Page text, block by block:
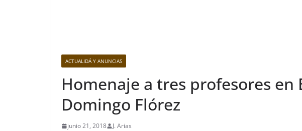
ACTUALIDÁ Y ANUNCIAS
Homenaje a tres profesores en
Domingo Flórez
junio 21, 2018 J. Arias